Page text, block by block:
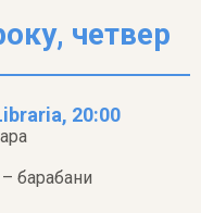
четвер
20:00
барабани